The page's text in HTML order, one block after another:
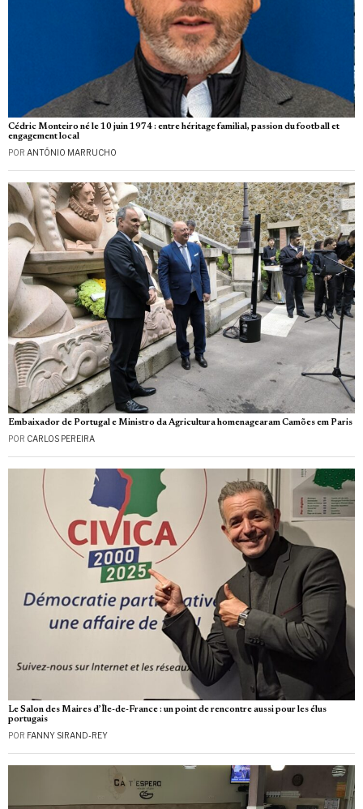
Cédric Monteiro né le 10 juin 1974 : entre héritage familial, passion du football et
engagement local
POR ANTÓNIO MARRUCHO
Embaixador de Portugal e Ministro da Agricultura homenagearam Camões em Paris
POR CARLOS PEREIRA
Le Salon des Maires d’Île-de-France : un point de rencontre aussi pour les élus
portugais
POR FANNY SIRAND-REY